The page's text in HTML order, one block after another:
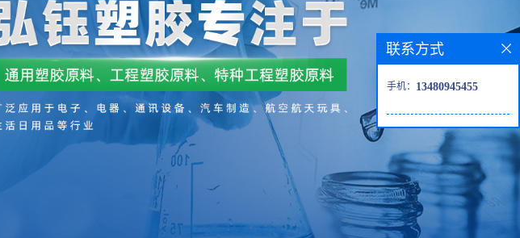
联系方式
手机： 13480945455